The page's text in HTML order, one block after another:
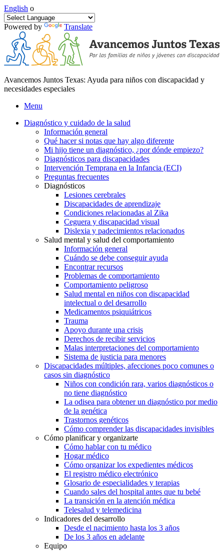
English o
Powered by Translate
Avancemos Juntos Texas: Ayuda para niños con discapacidad y
necesidades especiales
Menu
Diagnóstico y cuidado de la salud
Información general
Qué hacer si notas que hay algo diferente
Mi hijo tiene un diagnóstico, ¿por dónde empiezo?
Diagnósticos para discapacidades
Intervención Temprana en la Infancia (ECI)
Preguntas frecuentes
Diagnósticos
Lesiones cerebrales
Discapacidades de aprendizaje
Condiciones relacionadas al Zika
Ceguera y discapacidad visual
Dislexia y padecimientos relacionados
Salud mental y salud del comportamiento
Información general
Cuándo se debe conseguir ayuda
Encontrar recursos
Problemas de comportamiento
Comportamiento peligroso
Salud mental en niños con discapacidad
intelectual o del desarrollo
Medicamentos psiquiátricos
Trauma
Apoyo durante una crisis
Derechos de recibir servicios
Malas interpretaciones del comportamiento
Sistema de justicia para menores
Discapacidades múltiples, afecciones poco comunes o
casos sin diagnóstico
Niños con condición rara, varios diagnósticos o
no tiene diagnóstico
La odisea para obtener un diagnóstico por medio
de la genética
Trastornos genéticos
Cómo comprender las discapacidades invisibles
Cómo planificar y organizarte
Cómo hablar con tu médico
Hogar médico
Cómo organizar los expedientes médicos
El registro médico electrónico
Glosario de especialidades y terapias
Cuando sales del hospital antes que tu bebé
La transición en la atención médica
Telesalud y telemedicina
Indicadores del desarrollo
Desde el nacimiento hasta los 3 años
De los 3 años en adelante
Equipo